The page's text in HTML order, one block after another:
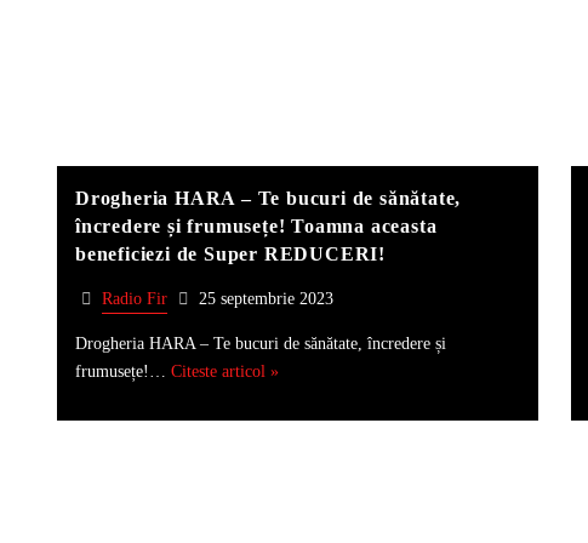
Drogheria HARA – Te bucuri de sănătate,
încredere și frumusețe! Toamna aceasta
beneficiezi de Super REDUCERI!
Radio Fir 25 septembrie 2023
Drogheria HARA – Te bucuri de sănătate, încredere și
frumusețe!… Citeste articol »